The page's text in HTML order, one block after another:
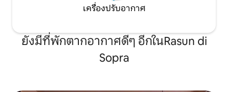
เครื่องปรับอากาศ
ยังมีที่พักตากอากาศดีๆ อีกในRasun di
Sopra